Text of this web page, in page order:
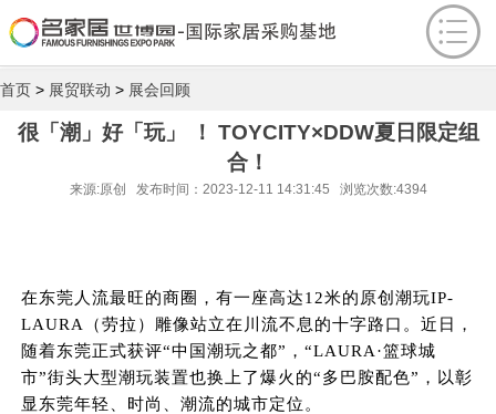
首页 > 展贸联动 > 展会回顾
很「潮」好「玩」 ！ TOYCITY×DDW夏日限定组
合！
来源:原创 发布时间：2023-12-11 14:31:45 浏览次数:4394
在东莞人流最旺的商圈，有一座高达12米的原创潮玩IP-
LAURA（劳拉）雕像站立在川流不息的十字路口。近日，
随着东莞正式获评“中国潮玩之都”，“LAURA·篮球城
市”街头大型潮玩装置也换上了爆火的“多巴胺配色”，以彰
显东莞年轻、时尚、潮流的城市定位。